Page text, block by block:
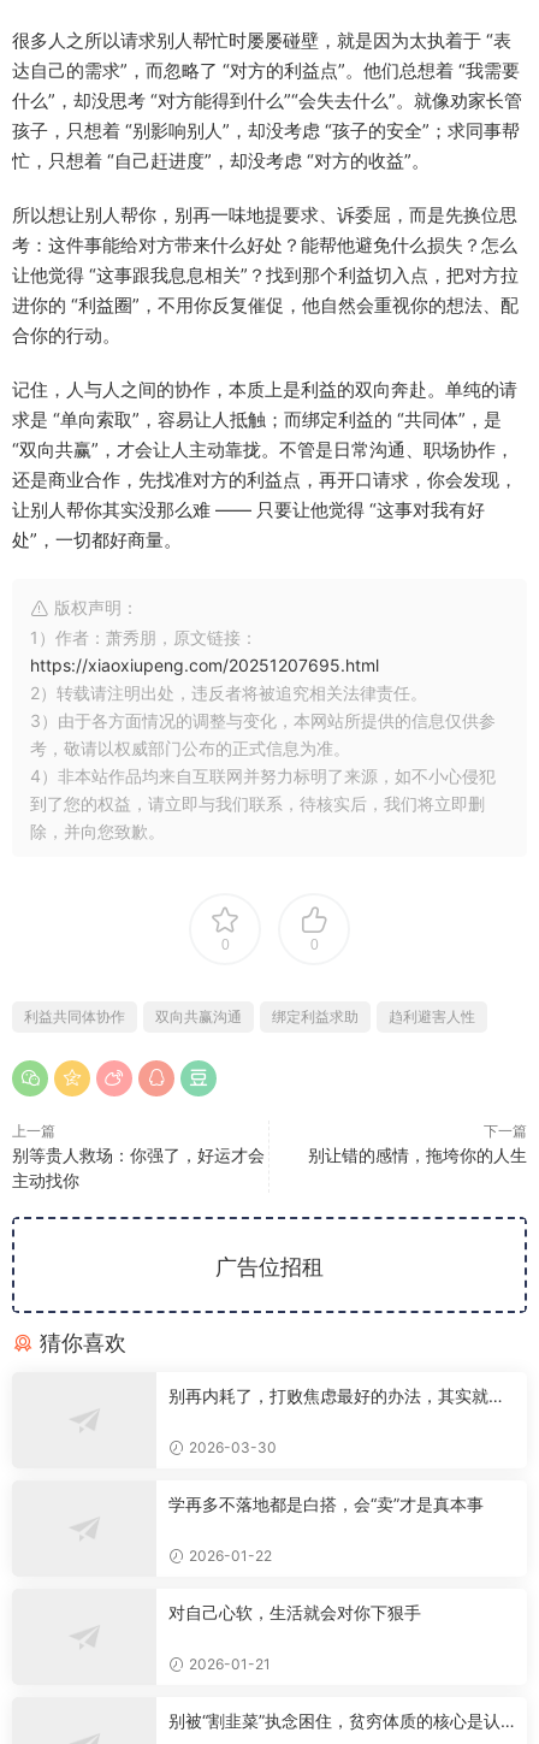
很多人之所以请求别人帮忙时屡屡碰壁，就是因为太执着于 “表
达自己的需求”，而忽略了 “对方的利益点”。他们总想着 “我需要
什么”，却没思考 “对方能得到什么”“会失去什么”。就像劝家长管
孩子，只想着 “别影响别人”，却没考虑 “孩子的安全”；求同事帮
忙，只想着 “自己赶进度”，却没考虑 “对方的收益”。​
所以想让别人帮你，别再一味地提要求、诉委屈，而是先换位思
考：这件事能给对方带来什么好处？能帮他避免什么损失？怎么
让他觉得 “这事跟我息息相关”？找到那个利益切入点，把对方拉
进你的 “利益圈”，不用你反复催促，他自然会重视你的想法、配
合你的行动。​
记住，人与人之间的协作，本质上是利益的双向奔赴。单纯的请
求是 “单向索取”，容易让人抵触；而绑定利益的 “共同体”，是
“双向共赢”，才会让人主动靠拢。不管是日常沟通、职场协作，
还是商业合作，先找准对方的利益点，再开口请求，你会发现，
让别人帮你其实没那么难 —— 只要让他觉得 “这事对我有好
处”，一切都好商量。
版权声明：
1）作者：萧秀朋，原文链接：
https://xiaoxiupeng.com/20251207695.html
2）转载请注明出处，违反者将被追究相关法律责任。
3）由于各方面情况的调整与变化，本网站所提供的信息仅供参
考，敬请以权威部门公布的正式信息为准。
4）非本站作品均来自互联网并努力标明了来源，如不小心侵犯
到了您的权益，请立即与我们联系，待核实后，我们将立即删
除，并向您致歉。
0 0
利益共同体协作 双向共赢沟通 绑定利益求助 趋利避害人性
上一篇
别等贵人救场：你强了，好运才会
主动找你
下一篇
别让错的感情，拖垮你的人生
广告位招租
猜你喜欢
别再内耗了，打败焦虑最好的办法，其实就这
2026-03-30
学再多不落地都是白搭，会“卖”才是真本事
2026-01-22
对自己心软，生活就会对你下狠手
2026-01-21
别被“割韭菜”执念困住，贫穷体质的核心是认